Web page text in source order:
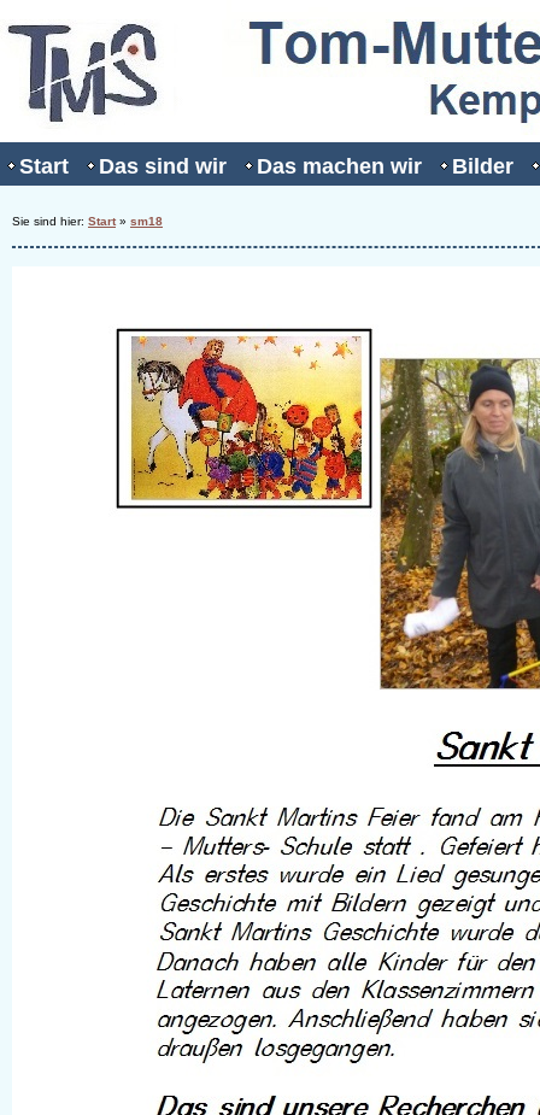
Start Das sind wir Das machen wir Bilder
Sie sind hier: Start» sm18